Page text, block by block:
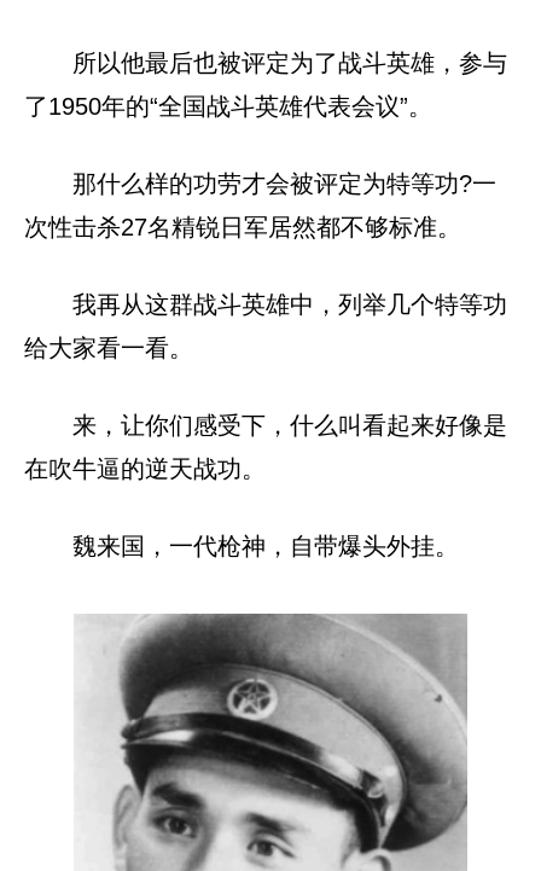
所以他最后也被评定为了战斗英雄，参与
了1950年的“全国战斗英雄代表会议”。
那什么样的功劳才会被评定为特等功?一
次性击杀27名精锐日军居然都不够标准。
我再从这群战斗英雄中，列举几个特等功
给大家看一看。
来，让你们感受下，什么叫看起来好像是
在吹牛逼的逆天战功。
魏来国，一代枪神，自带爆头外挂。